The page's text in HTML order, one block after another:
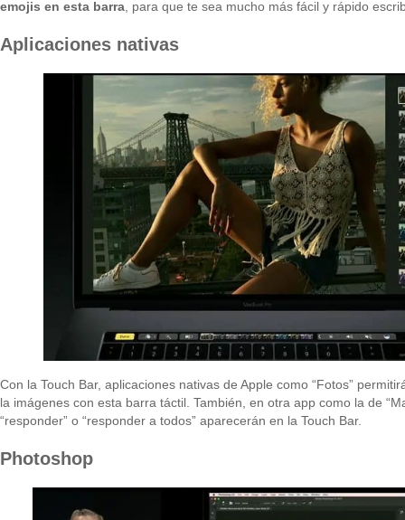
emojis en esta barra , para que te sea mucho más fácil y rápido
Aplicaciones nativas
Con la Touch Bar, aplicaciones nativas de Apple como “Fotos”
la imágenes con esta barra táctil. También, en otra app como la de
“responder” o “responder a todos” aparecerán en la Touch Bar.
Photoshop